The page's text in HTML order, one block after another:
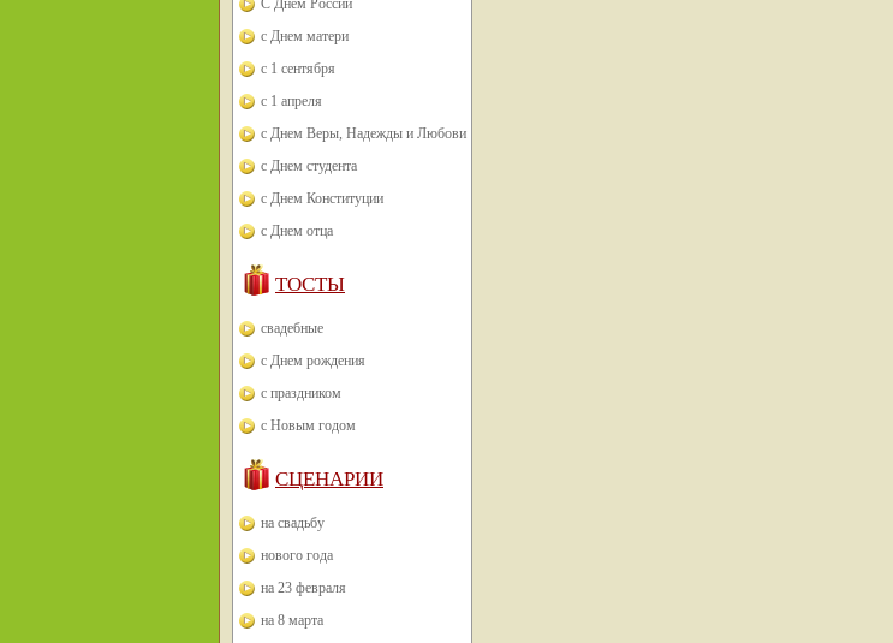
С Днем России
с Днем матери
с 1 сентября
с 1 апреля
с Днем Веры, Надежды и Любови
с Днем студента
с Днем Конституции
с Днем отца
ТОСТЫ
свадебные
с Днем рождения
с праздником
с Новым годом
СЦЕНАРИИ
на свадьбу
нового года
на 23 февраля
на 8 марта